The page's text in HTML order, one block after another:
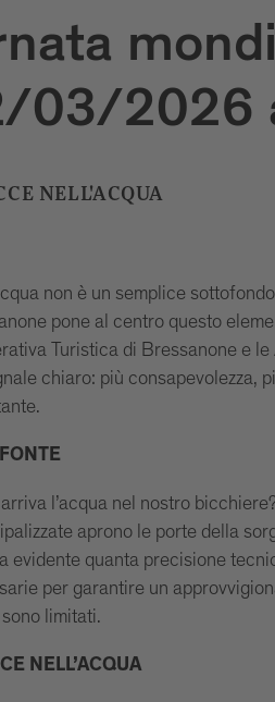
03/2026
NELL'ACQUA
non è un semplice
pone al centro questo
Turistica di Bressanone e
chiaro: più consapevolezza,
l’acqua nel nostro
aprono le porte della
evidente quanta precisione
per garantire un
sono limitati.
NELL’ACQUA